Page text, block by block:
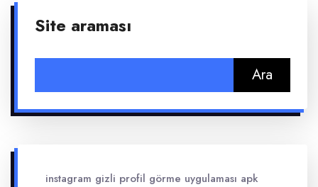
Site araması
instagram gizli profil görme uygulaması apk